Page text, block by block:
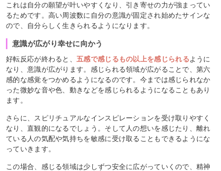
これは自分の願望が叶いやすくなり、引き寄せの力が強まってい
るためです。高い周波数に自分の意識が固定され始めたサインな
ので、自分らしく生きられるようになります。
意識が広がり幸せに向かう
好転反応が終わると、 五感で感じるもの以上を感じられるように
なり、意識が広がります。感じられる領域が広がることで、第六
感的な感覚をつかめるようになるのです。今までは感じられなか
った微妙な音や色、動きなどを感じられるようになることもあり
ます。
さらに、スピリチュアルなインスピレーションを受け取りやすく
なり、直観的になるでしょう。そして人の想いを感じたり、離れ
ている人の気配や気持ちを敏感に受け取ることもできるようにな
っていきます。
この場合、感じる領域は少しずつ安全に広がっていくので、精神